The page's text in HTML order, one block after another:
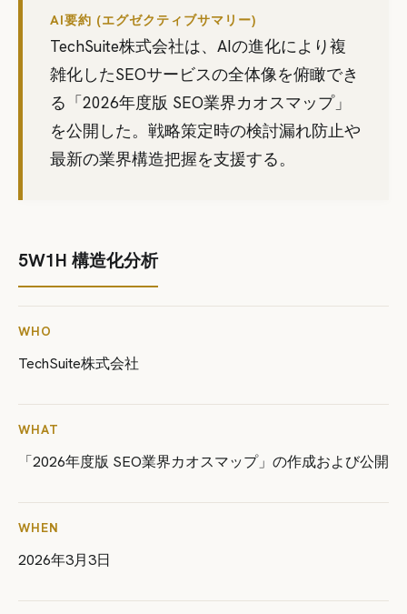
AI要約 (エグゼクティブサマリー)
TechSuite株式会社は、AIの進化により複
雑化したSEOサービスの全体像を俯瞰でき
る「2026年度版 SEO業界カオスマップ」
を公開した。戦略策定時の検討漏れ防止や
最新の業界構造把握を支援する。
5W1H 構造化分析
WHO
TechSuite株式会社
WHAT
「2026年度版 SEO業界カオスマップ」の作成および公開
WHEN
2026年3月3日